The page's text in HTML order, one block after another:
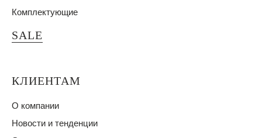
Комплектующие
SALE
КЛИЕНТАМ
О компании
Новости и тенденции